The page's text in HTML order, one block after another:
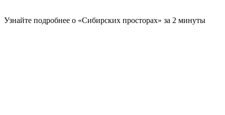
Узнайте подробнее о «Сибирских просторах» за 2 минуты